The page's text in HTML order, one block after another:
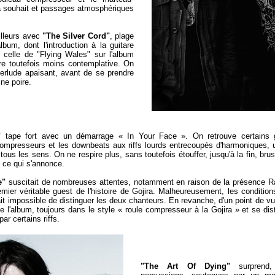
souhait et passages atmosphériques
avec "The Silver Cord", plage
dont l'introduction à la guitare
celle de "Flying Wales" sur l'album
toutefois moins contemplative. On
apaisant, avant de se prendre
poire.
tape fort avec un démarrage « In Your Face ». On retrouve certains
et les downbeats aux riffs lourds entrecoupés d'harmoniques,
les sens. On ne respire plus, sans toutefois étouffer, jusqu'à la fin,
qui s'annonce.
suscitait de nombreuses attentes, notamment en raison de la présence
véritable guest de l'histoire de Gojira. Malheureusement, les
impossible de distinguer les deux chanteurs. En revanche, d'un point de
l'album, toujours dans le style « roule compresseur à la Gojira » et se
certains riffs.
"The Art Of Dying"